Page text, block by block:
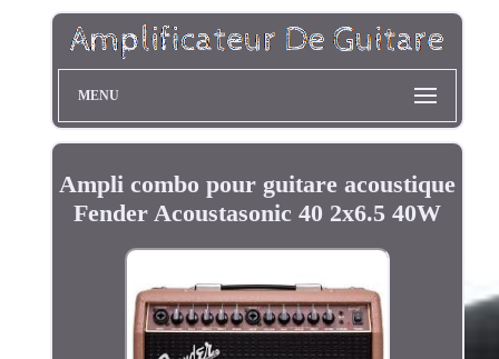
MENU
Ampli combo pour guitare acoustique
Fender Acoustasonic 40 2x6.5 40W